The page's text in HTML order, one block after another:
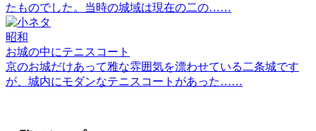
たものでした。当時の城域は現在の二の……
昭和
お城の中にテニスコート
京のお城だけあって雅な雰囲気を漂わせている二条城です
が、城内にモダンなテニスコートがあった……